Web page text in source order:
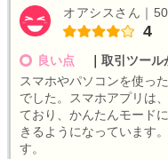
オアシスさん｜
4
良い点
取引ツール
スマホやパソコンを使っ
でした。スマホアプリは
ており、かんたんモード
きるようになっています
す。